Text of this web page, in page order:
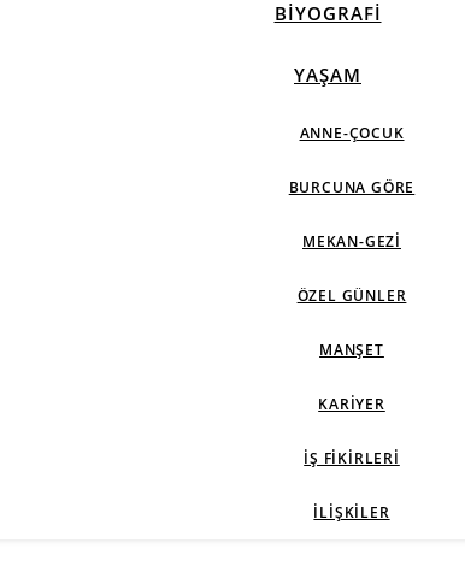
BIYOGRAFI
YAŞAM
ANNE-ÇOCUK
BURCUNA GÖRE
MEKAN-GEZI
ÖZEL GÜNLER
MANŞET
KARIYER
İŞ FIKIRLERI
İLIŞKILER